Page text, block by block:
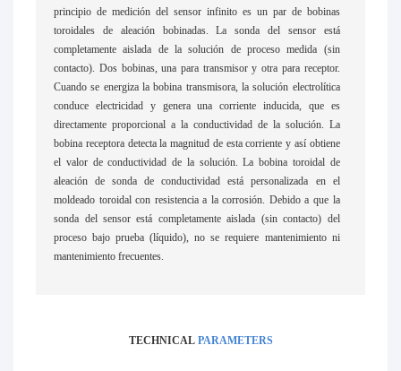
principio de medición del sensor infinito es un par de bobinas
toroidales de aleación bobinadas. La sonda del sensor está
completamente aislada de la solución de proceso medida (sin
contacto). Dos bobinas, una para transmisor y otra para receptor.
Cuando se energiza la bobina transmisora, la solución electrolítica
conduce electricidad y genera una corriente inducida, que es
directamente proporcional a la conductividad de la solución. La
bobina receptora detecta la magnitud de esta corriente y así obtiene
el valor de conductividad de la solución. La bobina toroidal de
aleación de sonda de conductividad está personalizada en el
moldeado toroidal con resistencia a la corrosión. Debido a que la
sonda del sensor está completamente aislada (sin contacto) del
proceso bajo prueba (líquido), no se requiere mantenimiento ni
mantenimiento frecuentes.
TECHNICAL PARAMETERS